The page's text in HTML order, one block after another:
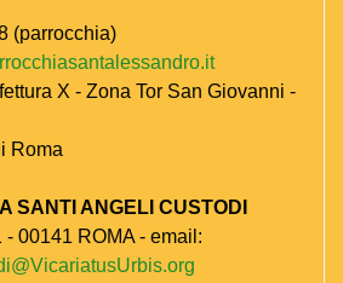
(parrocchia)
X - Zona Tor San Giovanni -
Roma
ANGELI CUSTODI
00141 ROMA - email: